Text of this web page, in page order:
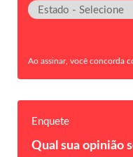
Ao assinar, você concorda
Enquete
Qual sua opinião